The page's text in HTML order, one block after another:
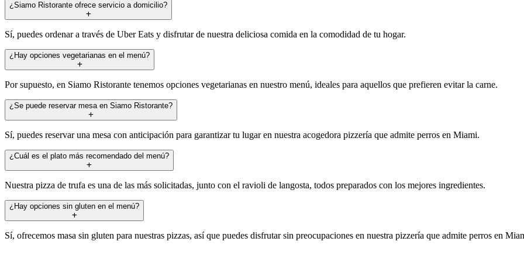
¿Siamo Ristorante ofrece servicio a domicilio?
Sí, puedes ordenar a través de Uber Eats y disfrutar de nuestra deliciosa comida en la comodidad de tu hogar.
¿Hay opciones vegetarianas en el menú?
Por supuesto, en Siamo Ristorante tenemos opciones vegetarianas en nuestro menú, ideales para aquellos que prefieren evitar la carne.
¿Se puede reservar mesa en Siamo Ristorante?
Sí, puedes reservar una mesa con anticipación para garantizar tu lugar en nuestra acogedora pizzería que admite perros en Miami.
¿Cuál es el plato más recomendado del menú?
Nuestra pizza de trufa es una de las más solicitadas, junto con el ravioli de langosta, todos preparados con los mejores ingredientes.
¿Hay opciones sin gluten en el menú?
Sí, ofrecemos masa sin gluten para nuestras pizzas, así que puedes disfrutar sin preocupaciones en nuestra pizzería que admite perros en